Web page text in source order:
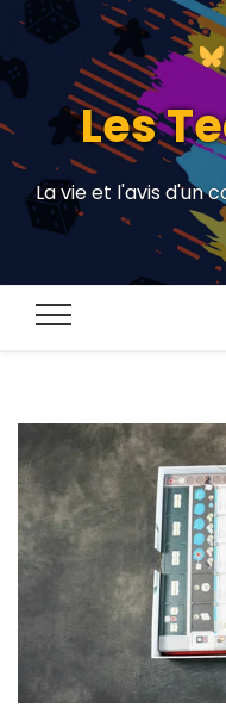
Les
La vie et l'avis d'un